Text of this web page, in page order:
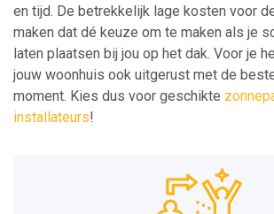
en tijd. De betrekkelijk lage kosten voor
maken dat dé keuze om te maken als je
laten plaatsen bij jou op het dak. Voor je
jouw woonhuis ook uitgerust met de
moment. Kies dus voor geschikte
installateurs!